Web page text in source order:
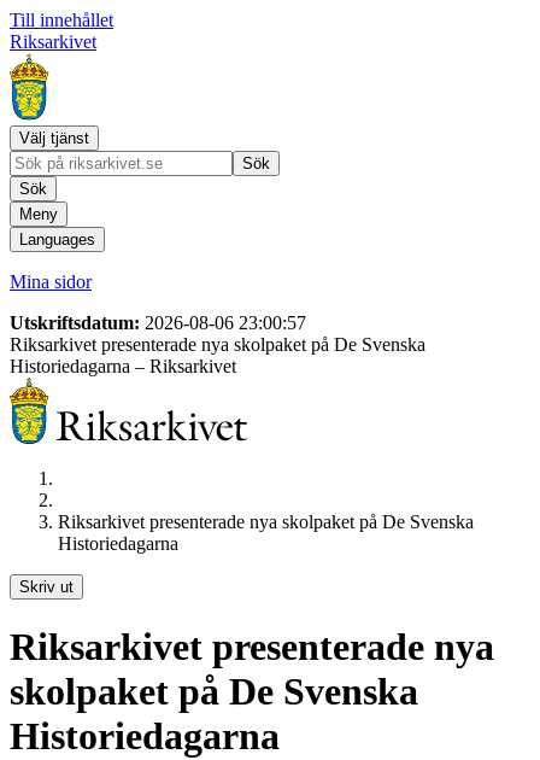
Till innehållet
Riksarkivet
Välj tjänst
Sök
Sök
Meny
Languages
Mina sidor
Utskriftsdatum: 2026-08-06 23:00:57
Riksarkivet presenterade nya skolpaket på De Svenska
Historiedagarna – Riksarkivet
Riksarkivet presenterade nya skolpaket på De Svenska
Historiedagarna
Skriv ut
Riksarkivet presenterade nya
skolpaket på De Svenska
Historiedagarna